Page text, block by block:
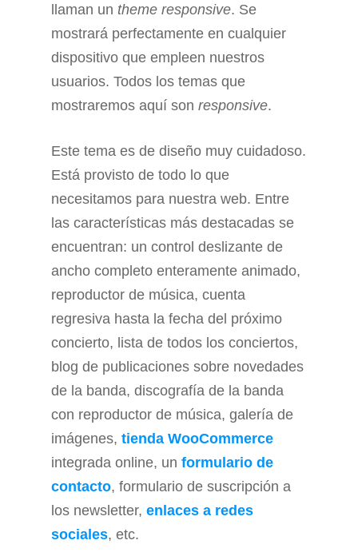
llaman un theme responsive. Se
mostrará perfectamente en cualquier
dispositivo que empleen nuestros
usuarios. Todos los temas que
mostraremos aquí son responsive.
Este tema es de diseño muy cuidadoso.
Está provisto de todo lo que
necesitamos para nuestra web. Entre
las características más destacadas se
encuentran: un control deslizante de
ancho completo enteramente animado,
reproductor de música, cuenta
regresiva hasta la fecha del próximo
concierto, lista de todos los conciertos,
blog de publicaciones sobre novedades
de la banda, discografía de la banda
con reproductor de música, galería de
imágenes, tienda WooCommerce
integrada online, un formulario de
contacto, formulario de suscripción a
los newsletter, enlaces a redes
sociales, etc.